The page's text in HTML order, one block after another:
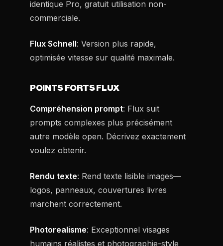
identique Pro, gratuit utilisation non-
commerciale.
Flux Schnell: Version plus rapide,
optimisée vitesse sur qualité maximale.
POINTS FORTS FLUX
Compréhension prompt: Flux suit
prompts complexes plus précisément
autre modèle open. Décrivez exactement
voulez obtenir.
Rendu texte: Rend texte lisible images—
logos, panneaux, couvertures livres
marchent correctement.
Photorealisme: Exceptionnel visages
humains réalistes et photographie-style